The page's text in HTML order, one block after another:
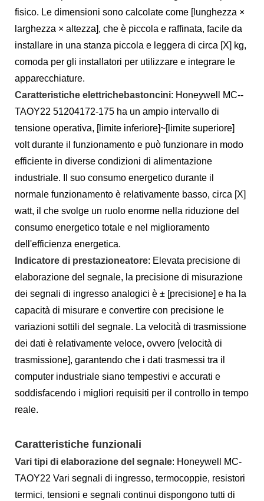
fisico. Le dimensioni sono calcolate come [lunghezza ×
larghezza × altezza], che è piccola e raffinata, facile da
installare in una stanza piccola e leggera di circa [X] kg,
comoda per gli installatori per utilizzare e integrare le
apparecchiature.
Caratteristiche elettrichebastoncini: Honeywell MC--
TAOY22 51204172-175 ha un ampio intervallo di
tensione operativa, [limite inferiore]~[limite superiore]
volt durante il funzionamento e può funzionare in modo
efficiente in diverse condizioni di alimentazione
industriale. Il suo consumo energetico durante il
normale funzionamento è relativamente basso, circa [X]
watt, il che svolge un ruolo enorme nella riduzione del
consumo energetico totale e nel miglioramento
dell'efficienza energetica.
Indicatore di prestazioneatore: Elevata precisione di
elaborazione del segnale, la precisione di misurazione
dei segnali di ingresso analogici è ± [precisione] e ha la
capacità di misurare e convertire con precisione le
variazioni sottili del segnale. La velocità di trasmissione
dei dati è relativamente veloce, ovvero [velocità di
trasmissione], garantendo che i dati trasmessi tra il
computer industriale siano tempestivi e accurati e
soddisfacendo i migliori requisiti per il controllo in tempo
reale.
Caratteristiche funzionali
Vari tipi di elaborazione del segnale: Honeywell MC-
TAOY22 Vari segnali di ingresso, termocoppie, resistori
termici, tensioni e segnali continui dispongono tutti di